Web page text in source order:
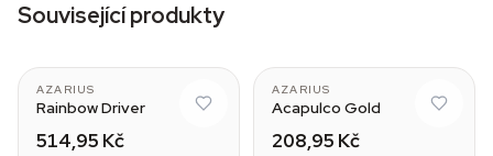
Související produkty
AZARIUS
Rainbow Driver
514,95 Kč
AZARIUS
Acapulco Gold
208,95 Kč